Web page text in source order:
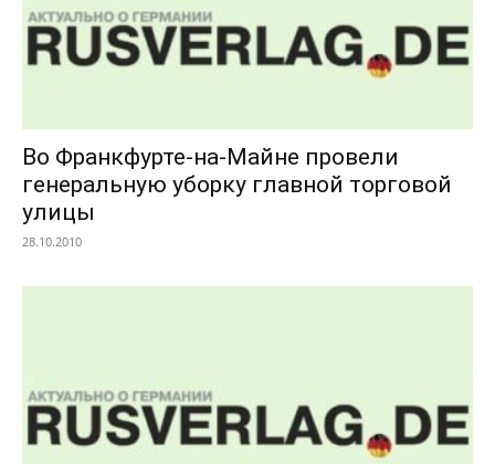
Во Франкфурте-на-Майне провели
генеральную уборку главной торговой
улицы
28.10.2010